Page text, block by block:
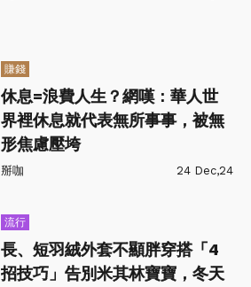
賺錢
休息=浪費人生？網嘆：華人世
界裡休息就代表無所事事，被無
形焦慮壓垮
掰咖 24 Dec,24
流行
長、短羽絨外套不顯胖穿搭「4
招技巧」告別米其林寶寶，冬天